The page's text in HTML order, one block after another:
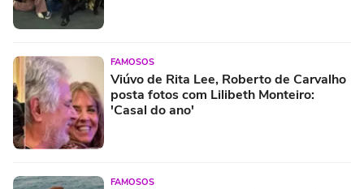
FAMOSOS
Viúvo de Rita Lee, Roberto de Carvalho
posta fotos com Lilibeth Monteiro:
'Casal do ano'
FAMOSOS